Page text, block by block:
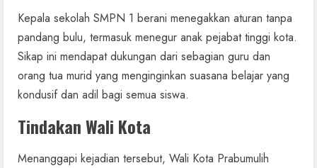
Kepala sekolah SMPN 1 berani menegakkan aturan tanpa
pandang bulu, termasuk menegur anak pejabat tinggi kota.
Sikap ini mendapat dukungan dari sebagian guru dan
orang tua murid yang menginginkan suasana belajar yang
kondusif dan adil bagi semua siswa.
Tindakan Wali Kota
Menanggapi kejadian tersebut, Wali Kota Prabumulih